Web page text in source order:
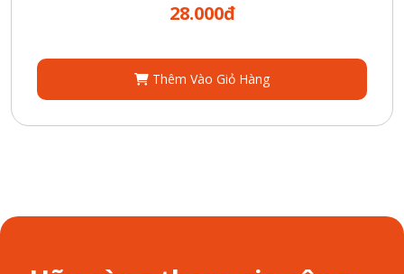
28.000đ
Thêm Vào Giỏ Hàng